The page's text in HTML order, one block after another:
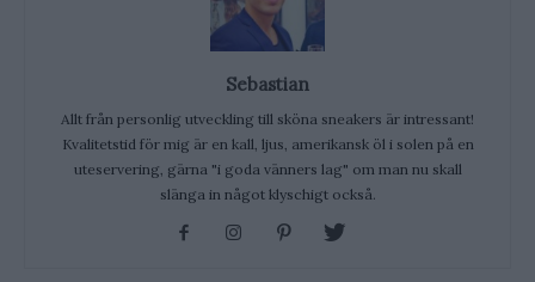
Sebastian
Allt från personlig utveckling till sköna sneakers är intressant!
Kvalitetstid för mig är en kall, ljus, amerikansk öl i solen på en
uteservering, gärna "i goda vänners lag" om man nu skall
slänga in något klyschigt också.